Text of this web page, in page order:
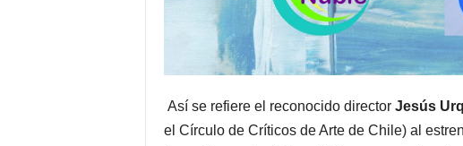
Así se refiere el reconocido director Jesús
el Círculo de Críticos de Arte de Chile) al